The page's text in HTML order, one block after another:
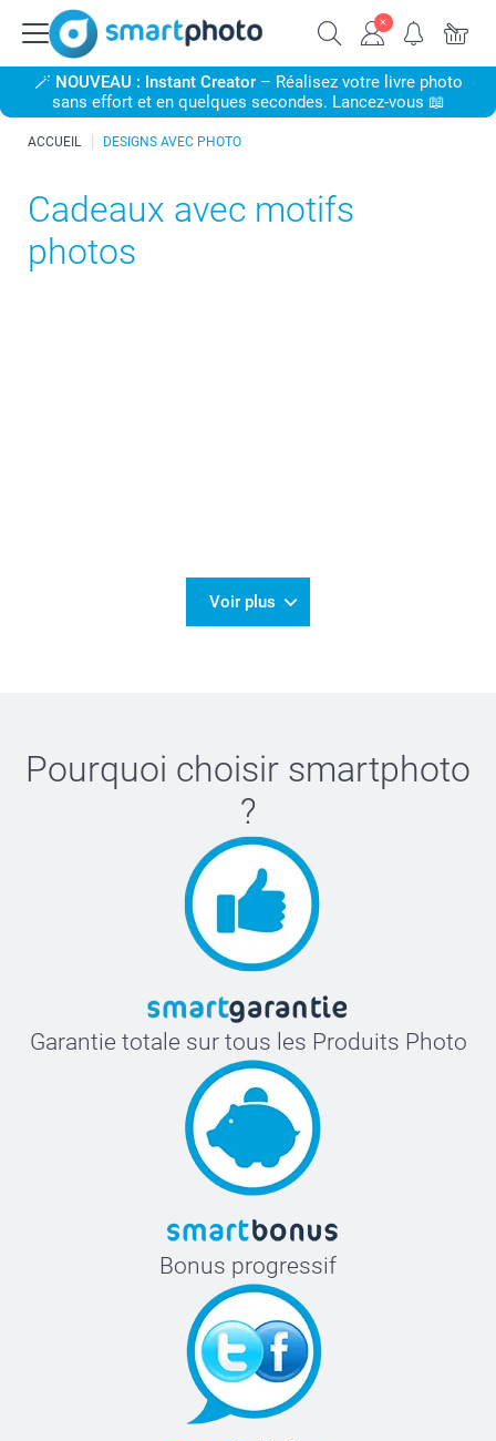
🪄 NOUVEAU : Instant Creator– Réalisez votre livre photo
sans effort et en quelques secondes. Lancez-vous 📖
ACCUEIL DESIGNS AVEC PHOTO
Cadeaux avec motifs
photos
Voir plus
Pourquoi choisir smartphoto
?
Garantie totale sur tous les Produits Photo
Bonus progressif